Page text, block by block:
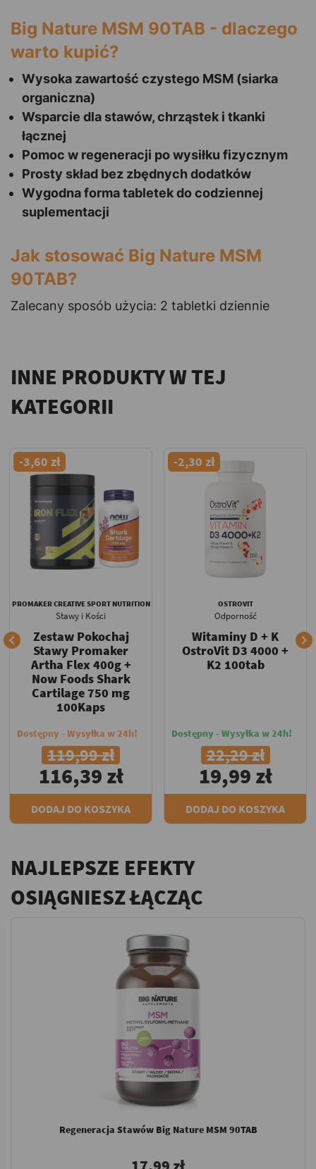
Big Nature MSM 90TAB - dlaczego
warto kupić?
Wysoka zawartość czystego MSM (siarka
organiczna)
Wsparcie dla stawów, chrząstek i tkanki
łącznej
Pomoc w regeneracji po wysiłku fizycznym
Prosty skład bez zbędnych dodatków
Wygodna forma tabletek do codziennej
suplementacji
Jak stosować Big Nature MSM
90TAB?
Zalecany sposób użycia: 2 tabletki dziennie
INNE PRODUKTY W TEJ
KATEGORII

-3,60 zł
PROMAKER CREATIVE SPORT NUTRITION
Stawy i Kości
Zestaw Pokochaj
Stawy Promaker
Artha Flex 400g +
Now Foods Shark
Cartilage 750 mg
100Kaps
Dostępny - Wysyłka w 24h!
119,99 zł
116,39 zł
DODAJ DO KOSZYKA
-2,30 zł
OSTROVIT
Odporność
Witaminy D + K
OstroVit D3 4000 +
K2 100tab
Dostępny - Wysyłka w 24h!
22,29 zł
19,99 zł
DODAJ DO KOSZYKA

NAJLEPSZE EFEKTY
OSIĄGNIESZ ŁĄCZĄC
Regeneracja Stawów Big Nature MSM 90TAB